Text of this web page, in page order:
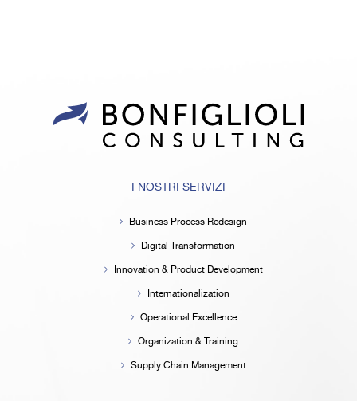
I NOSTRI SERVIZI
Business Process Redesign
Digital Transformation
Innovation & Product Development
Internationalization
Operational Excellence
Organization & Training
Supply Chain Management